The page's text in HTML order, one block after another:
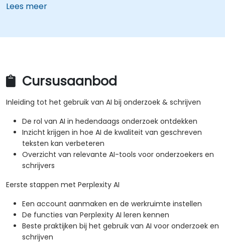
Lees meer
Cursusaanbod
Inleiding tot het gebruik van AI bij onderzoek & schrijven
De rol van AI in hedendaags onderzoek ontdekken
Inzicht krijgen in hoe AI de kwaliteit van geschreven
teksten kan verbeteren
Overzicht van relevante AI-tools voor onderzoekers en
schrijvers
Eerste stappen met Perplexity AI
Een account aanmaken en de werkruimte instellen
De functies van Perplexity AI leren kennen
Beste praktijken bij het gebruik van AI voor onderzoek en
schrijven